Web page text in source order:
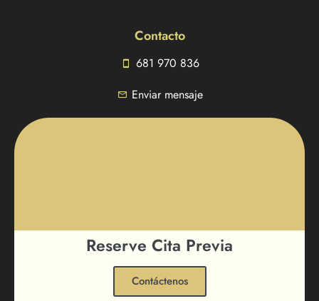
Contacto
681 970 836
Enviar mensaje
Reserve Cita Previa
Contáctenos